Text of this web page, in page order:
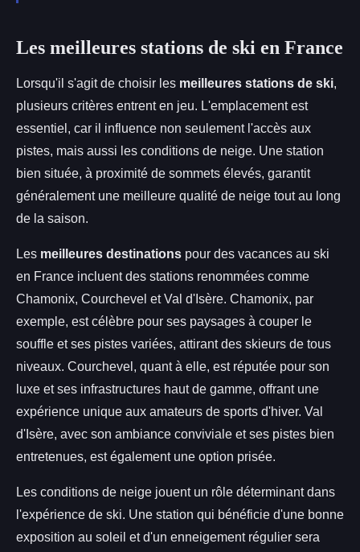
Les meilleures stations de ski en France
Lorsqu'il s'agit de choisir les meilleures stations de ski,
plusieurs critères entrent en jeu. L'emplacement est
essentiel, car il influence non seulement l'accès aux
pistes, mais aussi les conditions de neige. Une station
bien située, à proximité de sommets élevés, garantit
généralement une meilleure qualité de neige tout au long
de la saison.
Les meilleures destinations pour des vacances au ski
en France incluent des stations renommées comme
Chamonix, Courchevel et Val d'Isère. Chamonix, par
exemple, est célèbre pour ses paysages à couper le
souffle et ses pistes variées, attirant des skieurs de tous
niveaux. Courchevel, quant à elle, est réputée pour son
luxe et ses infrastructures haut de gamme, offrant une
expérience unique aux amateurs de sports d'hiver. Val
d'Isère, avec son ambiance conviviale et ses pistes bien
entretenues, est également une option prisée.
Les conditions de neige jouent un rôle déterminant dans
l'expérience de ski. Une station qui bénéficie d'une bonne
exposition au soleil et d'un enneigement régulier sera